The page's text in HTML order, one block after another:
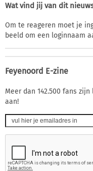
Wat vind jij van dit
Om te reageren moet je
beeld om een loginnaam
Feyenoord E-zine
Meer dan 142.500 fans
aan!